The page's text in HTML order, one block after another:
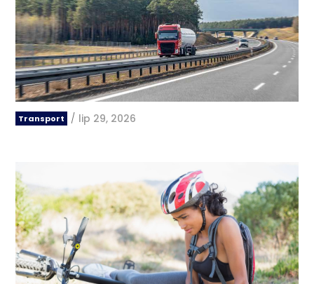
Transport / lip 29, 2026